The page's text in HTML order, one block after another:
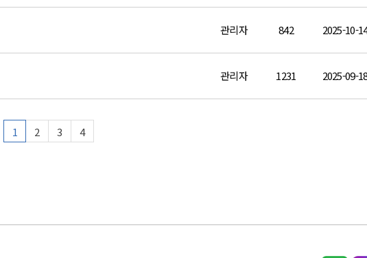
관리자 842 2025-10-
관리자 1231 2025-09-
1 2 3 4